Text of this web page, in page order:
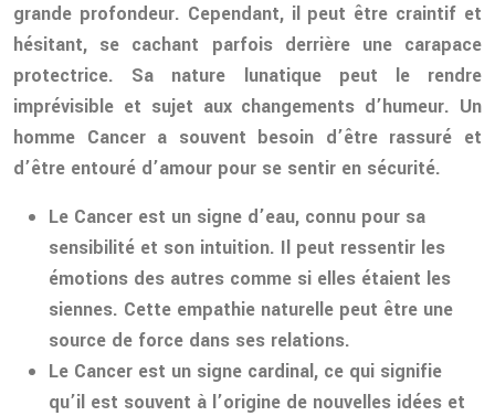
grande profondeur. Cependant, il peut être craintif et
hésitant, se cachant parfois derrière une carapace
protectrice. Sa nature lunatique peut le rendre
imprévisible et sujet aux changements d’humeur. Un
homme Cancer a souvent besoin d’être rassuré et
d’être entouré d’amour pour se sentir en sécurité.
Le Cancer est un signe d’eau, connu pour sa
sensibilité et son intuition. Il peut ressentir les
émotions des autres comme si elles étaient les
siennes. Cette empathie naturelle peut être une
source de force dans ses relations.
Le Cancer est un signe cardinal, ce qui signifie
qu’il est souvent à l’origine de nouvelles idées et